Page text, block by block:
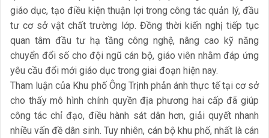
giáo dục, tạo điều kiện thuận lợi trong công tác quản lý, đầu
tư cơ sở vật chất trường lớp. Đồng thời kiến nghị tiếp tục
quan tâm đầu tư hạ tầng công nghệ, nâng cao kỹ năng
chuyển đổi số cho đội ngũ cán bộ, giáo viên nhằm đáp ứng
yêu cầu đổi mới giáo dục trong giai đoạn hiện nay.
Tham luận của Khu phố Ông Trịnh phản ánh thực tế tại cơ sở
cho thấy mô hình chính quyền địa phương hai cấp đã giúp
công tác chỉ đạo, điều hành sát dân hơn, giải quyết nhanh
nhiều vấn đề dân sinh. Tuy nhiên, cán bộ khu phố, nhất là cán